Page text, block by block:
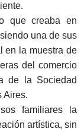
que creaba en
una de sus
en la muestra de
del comercio
de la Sociedad
Aires.
familiares la
artística, sin